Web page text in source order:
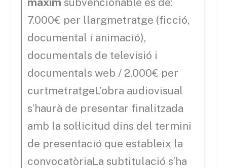
7.000€ per llargmetratge (ficció,
documental i animació),
documentals de televisió i
documentals web / 2.000€ per
curtmetratgeL’obra audiovisual
s’haurà de presentar finalitzada
amb la sol·licitud dins del termini
de presentació que estableix la
convocatòriaLa subtitulació s’ha